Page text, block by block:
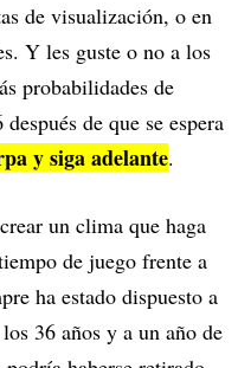
de visualización, o en
Y les guste o no a los
probabilidades de
de que se espera
y siga adelante.
un clima que haga
de juego frente a
ha estado dispuesto a
36 años y a un año de